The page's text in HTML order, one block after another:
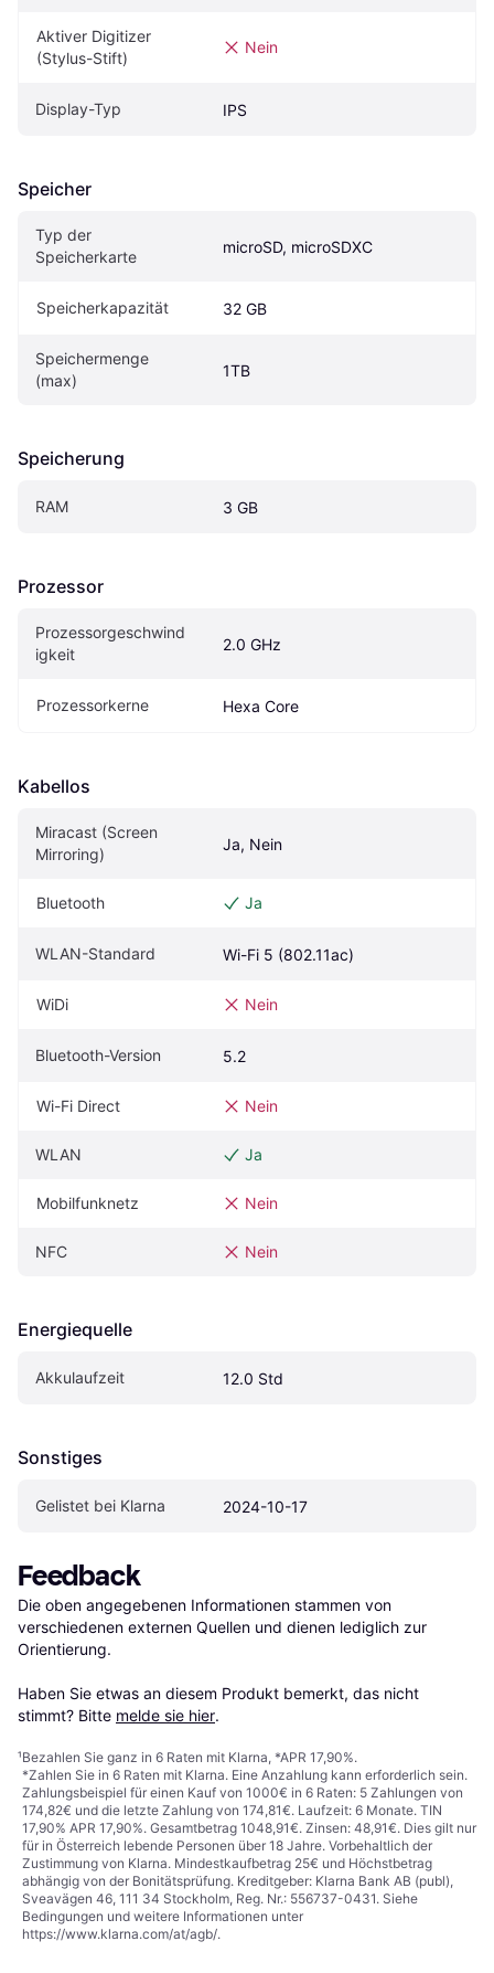
Aktiver Digitizer
(Stylus-Stift)
Nein
Display-Typ IPS
Speicher
Typ der
Speicherkarte
microSD, microSDXC
Speicherkapazität 32 GB
Speichermenge
(max)
1TB
Speicherung
RAM 3 GB
Prozessor
Prozessorgeschwind
igkeit
2.0 GHz
Prozessorkerne Hexa Core
Kabellos
Miracast (Screen
Mirroring)
Ja, Nein
Bluetooth Ja
WLAN-Standard Wi-Fi 5 (802.11ac)
WiDi Nein
Bluetooth-Version 5.2
Wi-Fi Direct Nein
WLAN Ja
Mobilfunknetz Nein
NFC Nein
Energiequelle
Akkulaufzeit 12.0 Std
Sonstiges
Gelistet bei Klarna 2024-10-17
Feedback
Die oben angegebenen Informationen stammen von
verschiedenen externen Quellen und dienen lediglich zur
Orientierung.
Haben Sie etwas an diesem Produkt bemerkt, das nicht
stimmt? Bitte melde sie hier.
¹Bezahlen Sie ganz in 6 Raten mit Klarna, *APR 17,90%.
*Zahlen Sie in 6 Raten mit Klarna. Eine Anzahlung kann erforderlich sein.
Zahlungsbeispiel für einen Kauf von 1000€ in 6 Raten: 5 Zahlungen von
174,82€ und die letzte Zahlung von 174,81€. Laufzeit: 6 Monate. TIN
17,90% APR 17,90%. Gesamtbetrag 1048,91€. Zinsen: 48,91€. Dies gilt nur
für in Österreich lebende Personen über 18 Jahre. Vorbehaltlich der
Zustimmung von Klarna. Mindestkaufbetrag 25€ und Höchstbetrag
abhängig von der Bonitätsprüfung. Kreditgeber: Klarna Bank AB (publ),
Sveavägen 46, 111 34 Stockholm, Reg. Nr.: 556737-0431. Siehe
Bedingungen und weitere Informationen unter
https://www.klarna.com/at/agb/.